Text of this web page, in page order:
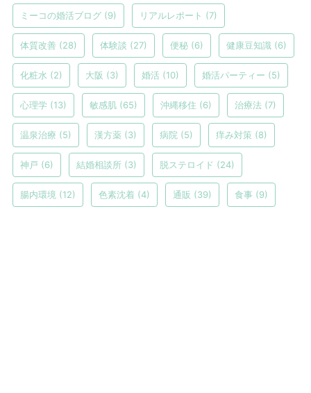
ミーコの婚活ブログ (9) リアルレポート (7)
体質改善 (28) 体験談 (27) 便秘 (6) 健康豆知識 (6)
化粧水 (2) 大阪 (3) 婚活 (10) 婚活パーティー (5)
心理学 (13) 敏感肌 (65) 沖縄移住 (6) 治療法 (7)
温泉治療 (5) 漢方薬 (3) 病院 (5) 痒み対策 (8)
神戸 (6) 結婚相談所 (3) 脱ステロイド (24)
腸内環境 (12) 色素沈着 (4) 通販 (39) 食事 (9)